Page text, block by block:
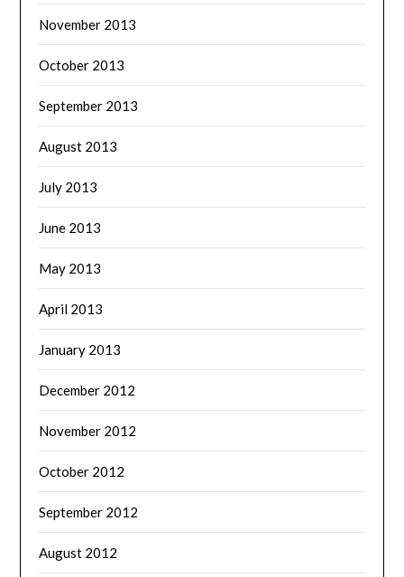
November 2013
October 2013
September 2013
August 2013
July 2013
June 2013
May 2013
April 2013
January 2013
December 2012
November 2012
October 2012
September 2012
August 2012